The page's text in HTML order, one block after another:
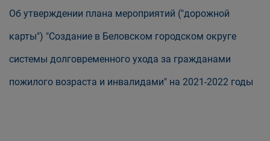
Об утверждении плана мероприятий ("дорожной
карты") "Создание в Беловском городском округе
системы долговременного ухода за гражданами
пожилого возраста и инвалидами" на 2021-2022 годы